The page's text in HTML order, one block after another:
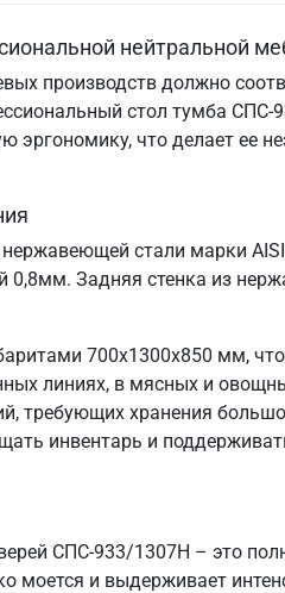
нейтральной
производств должно
стол тумба
эргономику, что делает
стали марки
Задняя стенка из
700х1300х850 мм,
линиях, в мясных и
требующих хранения
инвентарь и
СПС-933/1307Н – это
моется и выдерживает